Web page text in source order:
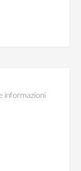
informazioni